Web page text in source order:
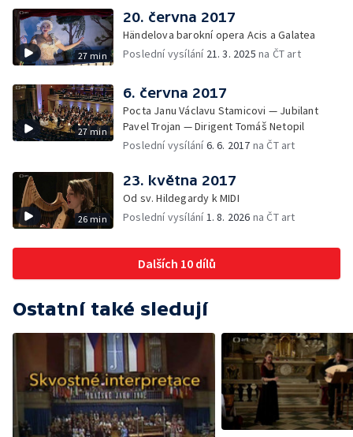
27 min
20. června 2017
Händelova barokní opera Acis a Galatea
Poslední vysílání 21. 3. 2025 na ČT art
27 min
6. června 2017
Pocta Janu Václavu Stamicovi — Jubilant
Pavel Trojan — Dirigent Tomáš Netopil
Poslední vysílání6. 6. 2017 na ČT art
26 min
23. května 2017
Od sv. Hildegardy k MIDI
Poslední vysílání1. 8. 2026 na ČT art
Dalších 10 dílů
Ostatní také sledují